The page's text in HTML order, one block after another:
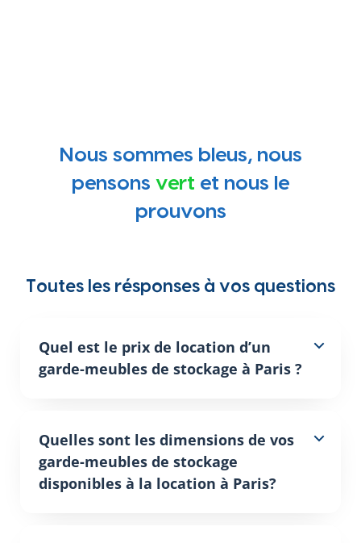
Nous sommes bleus, nous
pensons vert et nous le
prouvons
Toutes les résponses à vos questions
Quel est le prix de location d’un
garde-meubles de stockage à Paris ?
Quelles sont les dimensions de vos
garde-meubles de stockage
disponibles à la location à Paris?